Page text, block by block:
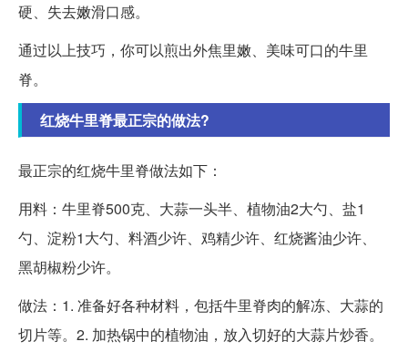
硬、失去嫩滑口感。
通过以上技巧，你可以煎出外焦里嫩、美味可口的牛里
脊。
红烧牛里脊最正宗的做法?
最正宗的红烧牛里脊做法如下：
用料：牛里脊500克、大蒜一头半、植物油2大勺、盐1
勺、淀粉1大勺、料酒少许、鸡精少许、红烧酱油少许、
黑胡椒粉少许。
做法：1. 准备好各种材料，包括牛里脊肉的解冻、大蒜的
切片等。2. 加热锅中的植物油，放入切好的大蒜片炒香。